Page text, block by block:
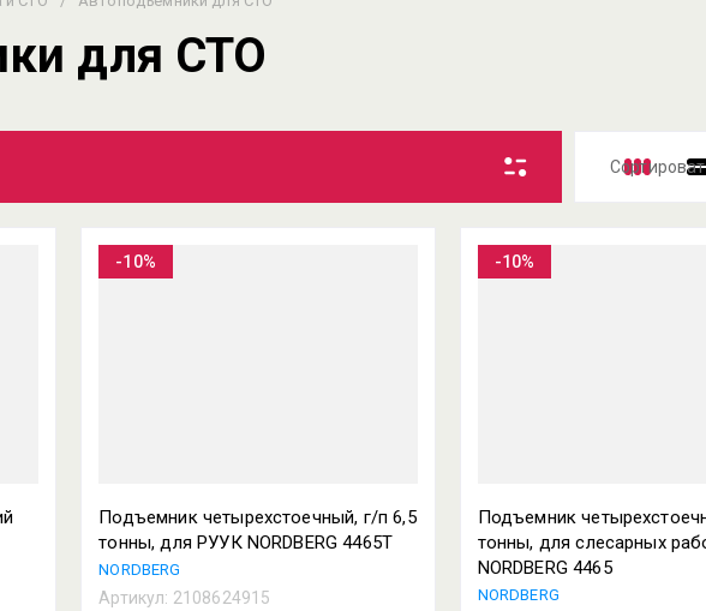
для СТО
-10%
Подъемник четырехстоечный, г/п 6,5
тонны, для РУУК NORDBERG 4465T
NORDBERG
Артикул: 2108624915
-10%
Подъемник
тонны, для слесарных
NORDBERG 4465
NORDBERG